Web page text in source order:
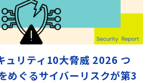
ュリティ10大脅威 2026 つ
めぐるサイバーリスクが第3